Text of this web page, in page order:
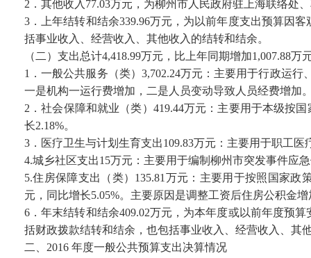
2．其他收入77.03万元，为柳州市人民政府驻上海联络处
3．上年结转和结余339.96万元，为以前年度支出预算因
括事业收入、经营收入、其他收入的结转和结余。
（二）支出总计4,418.99万元，比上年同期增加1,007.88万
1．一般公共服务（类）3,702.24万元：主要用于行政运
一是机构一运行费增加，二是人员变动导致人员经费增加
2．社会保障和就业（类）419.44万元：主要用于本级按
长2.18%。
3．医疗卫生与计划生育支出109.83万元：主要用于职工
4.城乡社区支出15万元：主要用于编制柳州市突发事件应
5.住房保障支出（类）135.81万元：主要用于按照国家
元，同比增长5.05%。主要原因是调整工资后住房公积金增
6．年末结转和结余409.02万元，为本年度或以前年度预
括财政拨款结转和结余，也包括事业收入、经营收入、其
二、2016 年度一般公共预算支出决算情况